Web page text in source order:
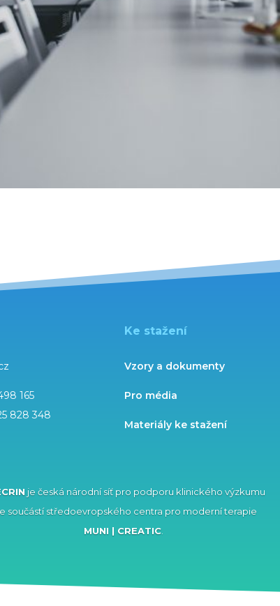
165
828 348
Ke stažení
Vzory a dokumenty
Pro média
Materiály ke stažení
je česká národní síť pro podporu klinického výzkumu
součástí středoevropského centra pro moderní terapie
MUNI | CREATIC.